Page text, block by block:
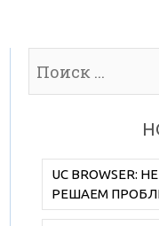
UC BROWSER:
РЕШАЕМ